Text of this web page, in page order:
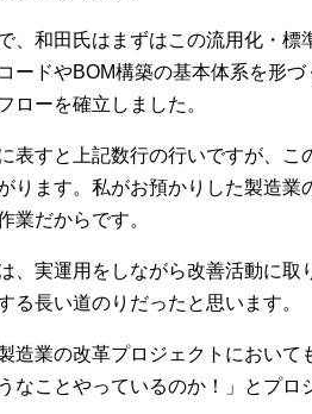
、和田氏はまずはこの流用化・標
ードやBOM構築の基本体系を形
ローを確立しました。
表すと上記数行の行いですが、
ります。私がお預かりした製造
業だからです。
、実運用をしながら改善活動に
る長い道のりだったと思います。
造業の改革プロジェクトにおい
なことやっているのか！」とプロ